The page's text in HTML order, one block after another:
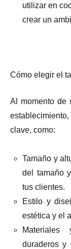
utilizar en
crear un
Cómo elegir el
Al momento de
clave, como:
Tamaño y
del tamaño
tus clientes.
Estilo y
estética y el
Materiales
duraderos y